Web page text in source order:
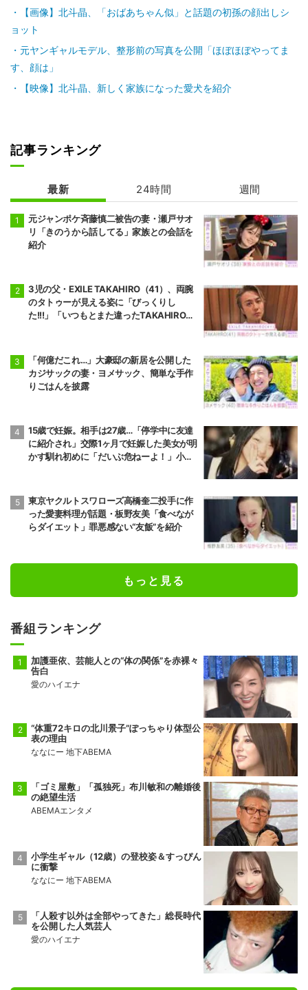
【画像】北斗晶、「おばあちゃん似」と話題の初孫の顔出しシ
ョット
元ヤンギャルモデル、整形前の写真を公開「ほぼほぼやってま
す、顔は」
【映像】北斗晶、新しく家族になった愛犬を紹介
記事ランキング
最新 24時間 週間
元ジャンポケ斉藤慎二被告の妻・瀬戸サオ
リ「きのうから話してる」家族との会話を
紹介
3児の父・EXILE TAKAHIRO（41）、両腕
のタトゥーが見える姿に「びっくりし
た!!!」「いつもとまた違ったTAKAHIROさ
「何億だこれ…」大豪邸の新居を公開した
カジサックの妻・ヨメサック、簡単な手作
りごはんを披露
15歳で妊娠。相手は27歳…「停学中に友達
に紹介され」交際1ヶ月で妊娠した美女が明
かす馴れ初めに「だいぶ危ねーよ！」小森
東京ヤクルトスワローズ高橋奎二投手に作
った愛妻料理が話題・板野友美「食べなが
らダイエット」罪悪感ない“友飯”を紹介
もっと見る
番組ランキング
加護亜依、芸能人との“体の関係”を赤裸々
告白
愛のハイエナ
“体重72キロの北川景子”ぽっちゃり体型公
表の理由
ななにー 地下ABEMA
「ゴミ屋敷」「孤独死」布川敏和の離婚後
の絶望生活
ABEMAエンタメ
小学生ギャル（12歳）の登校姿＆すっぴん
に衝撃
ななにー 地下ABEMA
「人殺す以外は全部やってきた」総長時代
を公開した人気芸人
愛のハイエナ